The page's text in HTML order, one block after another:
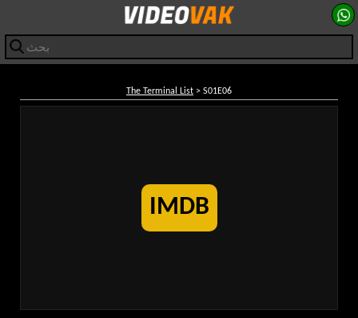
The Terminal List > S01E06
IMDB